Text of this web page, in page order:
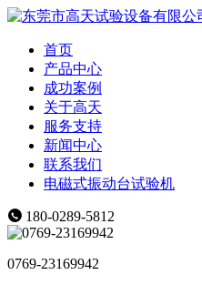
首页
产品中心
成功案例
关于高天
服务支持
新闻中心
联系我们
电磁式振动台试验机
180-0289-5812
0769-23169942